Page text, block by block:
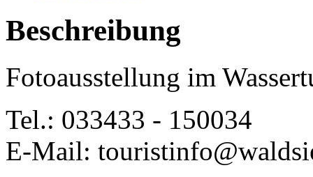
Beschreibung
Fotoausstellung im
Tel.: 033433 - 150034
E-Mail: